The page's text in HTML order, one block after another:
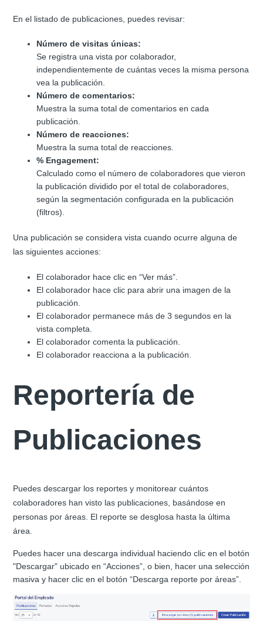
En el listado de publicaciones, puedes revisar:
Número de visitas únicas:
Se registra una vista por colaborador,
independientemente de cuántas veces la misma persona
vea la publicación.
Número de comentarios:
Muestra la suma total de comentarios en cada
publicación.
Número de reacciones:
Muestra la suma total de reacciones.
% Engagement:
Calculado como el número de colaboradores que vieron
la publicación dividido por el total de colaboradores,
según la segmentación configurada en la publicación
(filtros).
Una publicación se considera vista cuando ocurre alguna de
las siguientes acciones:
El colaborador hace clic en “Ver más”.
El colaborador hace clic para abrir una imagen de la
publicación.
El colaborador permanece más de 3 segundos en la
vista completa.
El colaborador comenta la publicación.
El colaborador reacciona a la publicación.
Reportería de
Publicaciones
Puedes descargar los reportes y monitorear cuántos
colaboradores han visto las publicaciones, basándose en
personas por áreas. El reporte se desglosa hasta la última
área.
Puedes hacer una descarga individual haciendo clic en el botón
"Descargar" ubicado en “Acciones”, o bien, hacer una selección
masiva y hacer clic en el botón “Descarga reporte por áreas”.